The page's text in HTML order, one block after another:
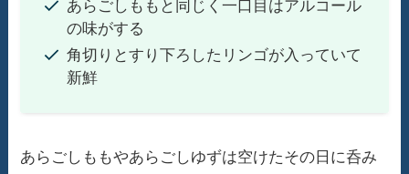
あらごしももと同じく一口目はアルコール
の味がする
角切りとすり下ろしたリンゴが入っていて
新鮮
あらごしももやあらごしゆずは空けたその日に呑み